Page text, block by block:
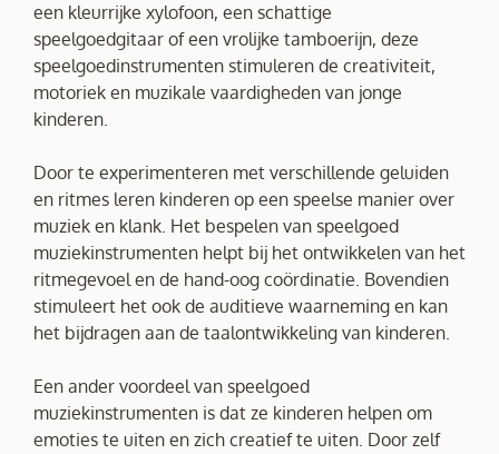
een kleurrijke xylofoon, een schattige
speelgoedgitaar of een vrolijke tamboerijn, deze
speelgoedinstrumenten stimuleren de creativiteit,
motoriek en muzikale vaardigheden van jonge
kinderen.
Door te experimenteren met verschillende geluiden
en ritmes leren kinderen op een speelse manier over
muziek en klank. Het bespelen van speelgoed
muziekinstrumenten helpt bij het ontwikkelen van het
ritmegevoel en de hand-oog coördinatie. Bovendien
stimuleert het ook de auditieve waarneming en kan
het bijdragen aan de taalontwikkeling van kinderen.
Een ander voordeel van speelgoed
muziekinstrumenten is dat ze kinderen helpen om
emoties te uiten en zich creatief te uiten. Door zelf